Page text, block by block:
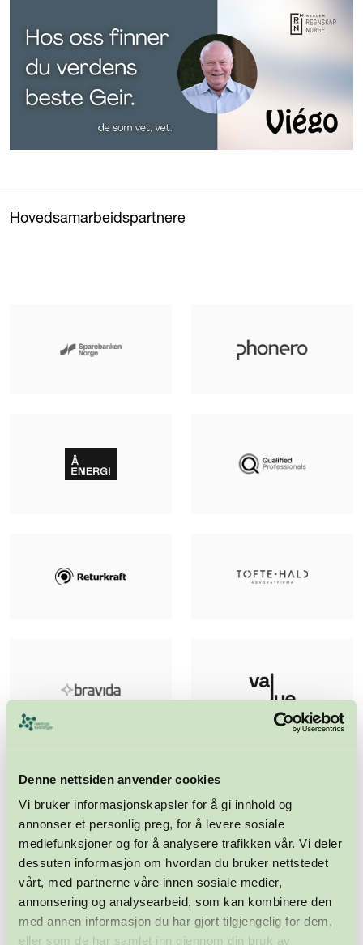
Denne nettsiden anvender cookies
Vi bruker informasjonskapsler for å gi innhold og
annonser et personlig preg, for å levere sosiale
mediefunksjoner og for å analysere trafikken vår. Vi deler
dessuten informasjon om hvordan du bruker nettstedet
vårt, med partnerne våre innen sosiale medier,
annonsering og analysearbeid, som kan kombinere den
med annen informasjon du har gjort tilgjengelig for dem,
eller som de har samlet inn gjennom din bruk av
Hovedsamarbeidspartnere